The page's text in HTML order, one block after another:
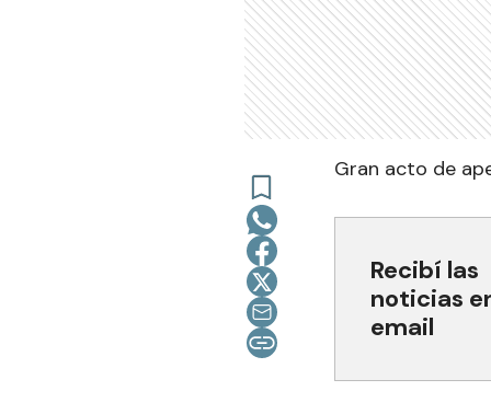
Gran acto de
Recibí las
noticias
email